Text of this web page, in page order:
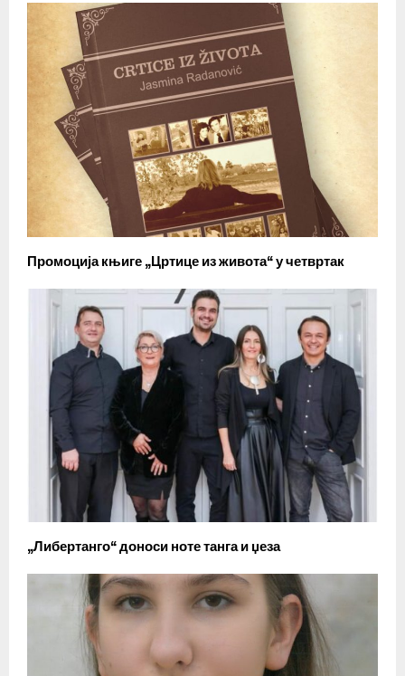
Промоција књиге „Цртице из живота“ у четвртак
„Либертанго“ доноси ноте танга и џеза